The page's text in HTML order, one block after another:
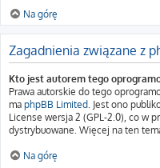
Na górę
Zagadnienia związane z
Kto jest autorem tego
Prawa autorskie do tego
ma phpBB Limited. Jest ono
License wersja 2 (GPL-2.0), co w
dystrybuowane. Więcej na ten
Na górę